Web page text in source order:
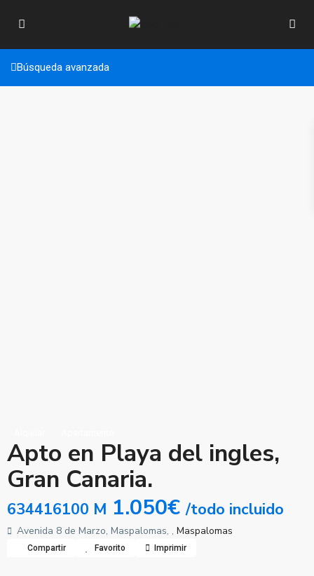
Búsqueda avanzada
Apto en Playa del ingles,
Gran Canaria.
634416100 M 1.050€/todo incluido
Avenida 8 de Marzo, Maspalomas, , Maspalomas
Compartir Favorito Imprimir